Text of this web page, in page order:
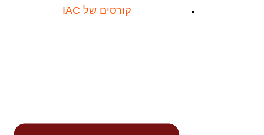
קורסים של IAC